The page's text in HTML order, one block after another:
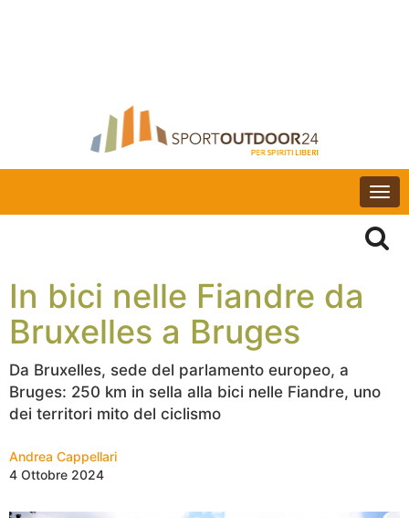
In bici nelle Fiandre da
Bruxelles a Bruges
Da Bruxelles, sede del parlamento europeo, a
Bruges: 250 km in sella alla bici nelle Fiandre, uno
dei territori mito del ciclismo
Andrea Cappellari
4 Ottobre 2024